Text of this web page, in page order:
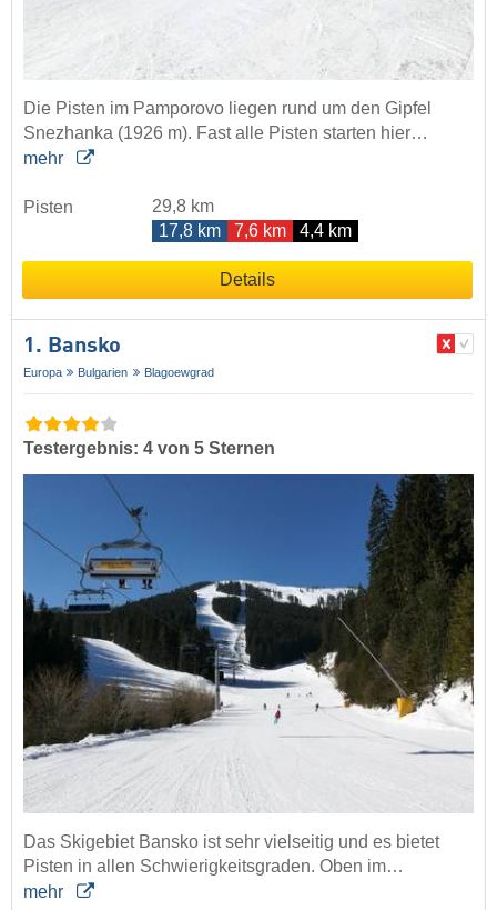
Die Pisten im Pamporovo liegen rund um den Gipfel
Snezhanka (1926 m). Fast alle Pisten starten hier…
mehr
Pisten
29,8 km
17,8 km
7,6 km 4,4 km
Details
1. Bansko
Europa Bulgarien Blagoewgrad
Testergebnis: 4 von 5 Sternen
Das Skigebiet Bansko ist sehr vielseitig und es bietet
Pisten in allen Schwierigkeitsgraden. Oben im…
mehr